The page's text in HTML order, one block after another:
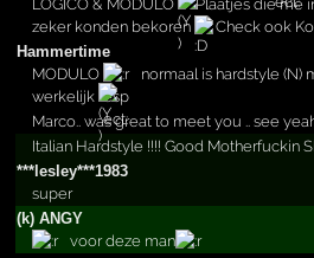
LOGICO & MODULO
Plaatjes die me
zeker konden bekoren
Check ook
Hammertime
MODULO
normaal is hardstyle (N)
werkelijk
Marco.. was great to meet you .. see
Italian Hardstyle !!!! Good Motherfuckin
***­lesley***­1983
super
(k) ANGY
voor deze man